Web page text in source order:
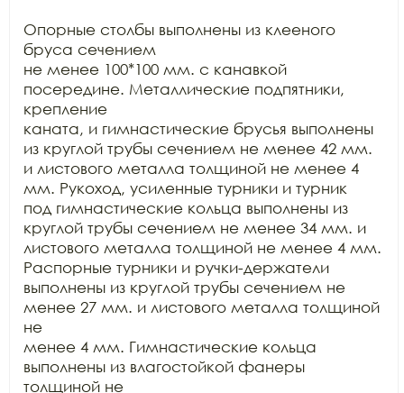
Опорные столбы выполнены из клееного
бруса сечением
не менее 100*100 мм. с канавкой
посередине. Металлические подпятники,
крепление
каната, и гимнастические брусья выполнены
из круглой трубы сечением не менее 42 мм.
и листового металла толщиной не менее 4
мм. Рукоход, усиленные турники и турник
под гимнастические кольца выполнены из
круглой трубы сечением не менее 34 мм. и
листового металла толщиной не менее 4 мм.
Распорные турники и ручки-держатели
выполнены из круглой трубы сечением не
менее 27 мм. и листового металла толщиной
не
менее 4 мм. Гимнастические кольца
выполнены из влагостойкой фанеры
толщиной не